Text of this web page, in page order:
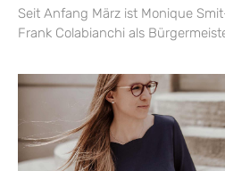
Seit Anfang März ist Monique
Frank Colabianchi als